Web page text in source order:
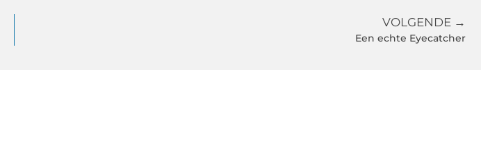
VOLGENDE →
Een echte Eyecatcher